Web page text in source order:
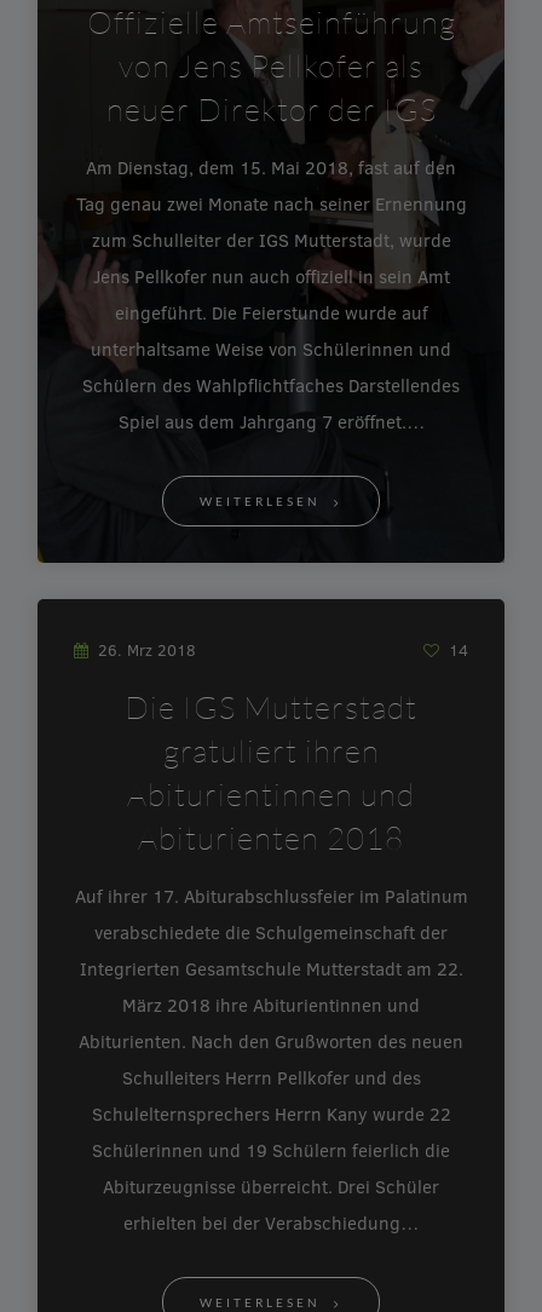
Offizielle Amtseinführung
von Jens Pellkofer als
neuer Direktor der IGS
Am Dienstag, dem 15. Mai 2018, fast auf den
Tag genau zwei Monate nach seiner Ernennung
zum Schulleiter der IGS Mutterstadt, wurde
Jens Pellkofer nun auch offiziell in sein Amt
eingeführt. Die Feierstunde wurde auf
unterhaltsame Weise von Schülerinnen und
Schülern des Wahlpflichtfaches Darstellendes
Spiel aus dem Jahrgang 7 eröffnet.…
WEITERLESEN
26. Mrz 2018 14
Die IGS Mutterstadt
gratuliert ihren
Abiturientinnen und
Abiturienten 2018
Auf ihrer 17. Abiturabschlussfeier im Palatinum
verabschiedete die Schulgemeinschaft der
Integrierten Gesamtschule Mutterstadt am 22.
März 2018 ihre Abiturientinnen und
Abiturienten. Nach den Grußworten des neuen
Schulleiters Herrn Pellkofer und des
Schulelternsprechers Herrn Kany wurde 22
Schülerinnen und 19 Schülern feierlich die
Abiturzeugnisse überreicht. Drei Schüler
erhielten bei der Verabschiedung…
WEITERLESEN